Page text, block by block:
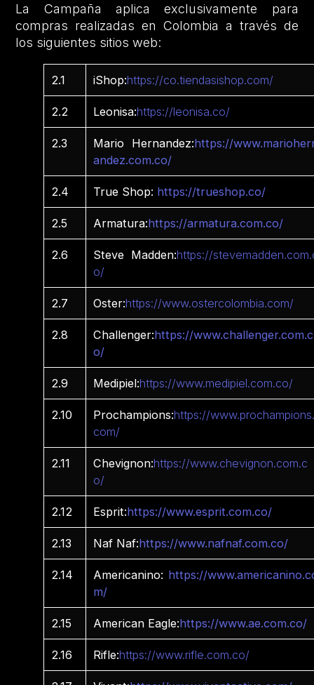
La Campaña aplica exclusivamente para
compras realizadas en Colombia a través de
los siguientes sitios web:
2.1 iShop:https://co.tiendasishop.com/
2.2 Leonisa:https://leonisa.co/
2.3 Mario Hernandez:https://
andez.com.co/
2.4 True Shop: https://trueshop.co/
2.5 Armatura:https://armatura.com.co/
2.6 Steve Madden:https://
o/
2.7 Oster:https://www.ostercolombia.com/
2.8 Challenger:https://www.challenger.com.c
o/
2.9 Medipiel:https://www.medipiel.com.co/
2.10 Prochampions:https://
com/
2.11 Chevignon:https://www.chevignon.com.c
o/
2.12 Esprit:https://www.esprit.com.co/
2.13 Naf Naf:https://www.nafnaf.com.co/
2.14 Americanino: https://
m/
2.15 American Eagle:https://www.ae.com.co/
2.16 Rifle:https://www.rifle.com.co/